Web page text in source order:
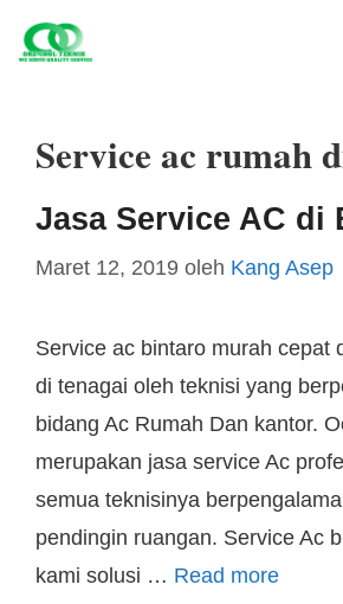
Service ac rumah
Jasa Service AC di
Maret 12, 2019 oleh Kang Asep
Service ac bintaro murah cepat
di tenagai oleh teknisi yang
bidang Ac Rumah Dan kantor.
merupakan jasa service Ac
semua teknisinya
pendingin ruangan. Service Ac
kami solusi … Read more